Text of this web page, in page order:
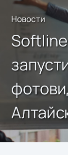
Новости